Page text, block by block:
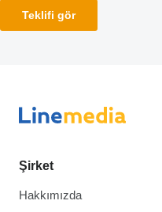
Teklifi gör
Şirket
Hakkımızda